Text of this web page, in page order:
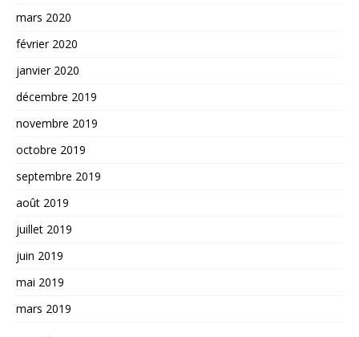
mars 2020
février 2020
janvier 2020
décembre 2019
novembre 2019
octobre 2019
septembre 2019
août 2019
juillet 2019
juin 2019
mai 2019
mars 2019